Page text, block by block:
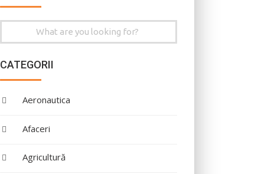
Search
CATEGORII
Aeronautica
Afaceri
Agricultură